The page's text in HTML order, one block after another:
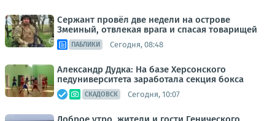
Сержант провёл две недели на острове
Змеиный, отвлекая врага и спасая товарищей
ПАБЛИКИ Сегодня, 08:48
Александр Дудка: На базе Херсонского
педуниверситета заработала секция бокса
СКАДОВСК Сегодня, 10:07